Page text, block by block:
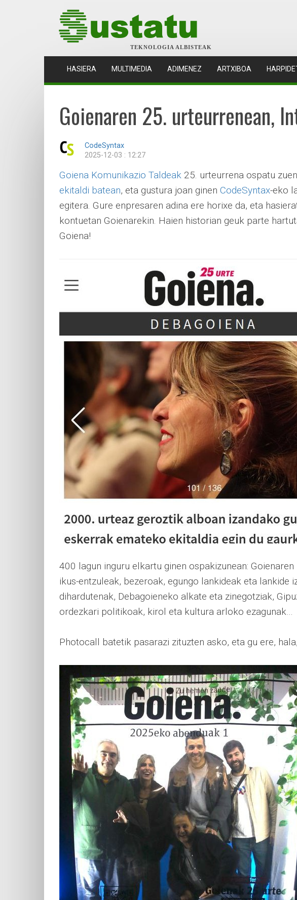
TEKNOLOGIA ALBISTEAK
HASIERA (CURRENT)
MULTIMEDIA ADIMENEZ ARTXIBOA
Goienaren 25. urteurrenean,
CodeSyntax
2025-12-03 : 12:27
Goiena Komunikazio Taldeak 25. urteurrena ospatu
ekitaldi batean, eta gustura joan ginen CodeSyntax-eko
egitera. Gure enpresaren adina ere horixe da, eta
kontuetan Goienarekin. Haien historian geuk parte
Goiena!
400 lagun inguru elkartu ginen ospakizunean:
ikus-entzuleak, bezeroak, egungo lankideak eta lankide
dihardutenak, Debagoieneko alkate eta zinegotziak,
ordezkari politikoak, kirol eta kultura arloko ezagunak…
Photocall batetik pasarazi zituzten asko, eta gu ere,